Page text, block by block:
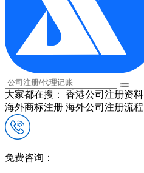
大家都在搜： 香港公司注册资料
海外商标注册 海外公司注册流程
免费咨询：